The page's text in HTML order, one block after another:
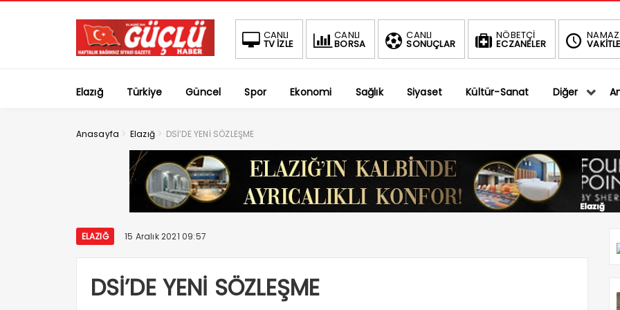
CANLI
TV İZLE
CANLI
BORSA
CANLI
SONUÇLAR
NÖBETÇİ
ECZANELER
NAMAZ
BIST
-0.75% 1.401,27
DOLAR
% 36,5794
Elazığ Türkiye Güncel Spor Ekonomi Sağlık Siyaset Kültür-Sanat Diğer
Anasayfa > Elazığ > DSİ’DE YENİ SÖZLEŞME
ELAZIĞ 15 Aralık 2021 09:57
DSİ’DE YENİ SÖZLEŞME